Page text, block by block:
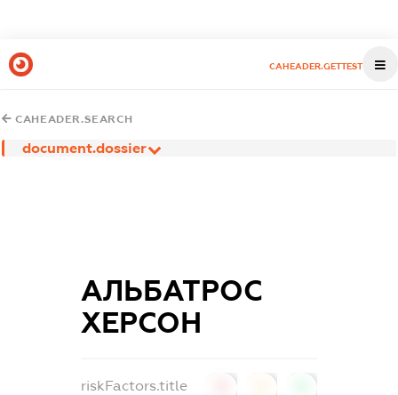
CAHEADER.GETTEST
CAHEADER.SEARCH
document.dossier
АЛЬБАТРОС
ХЕРСОН
riskFactors.title